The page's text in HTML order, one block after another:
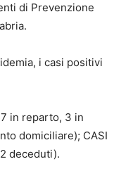
di Prevenzione
i casi positivi
in reparto, 3 in
domiciliare); CASI
deceduti).